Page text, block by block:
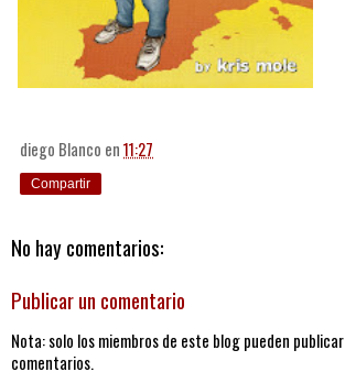
diego Blanco en11:27
Compartir
No hay comentarios:
Publicar un comentario
Nota: solo los miembros de este blog pueden publicar
comentarios.